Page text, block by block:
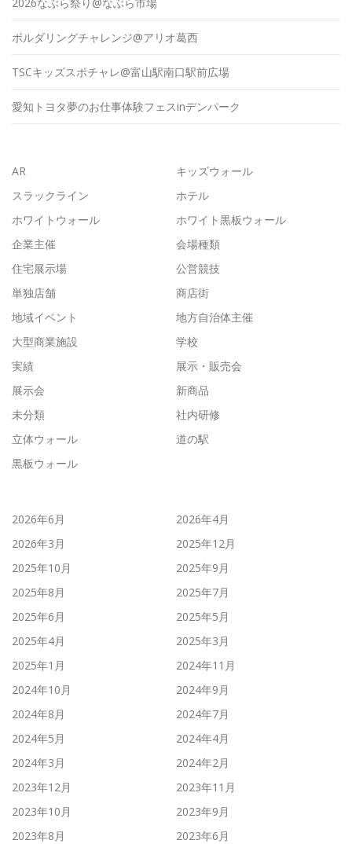
ボルダリングチャレンジ@アリオ葛西
TSCキッズスポチャレ@富山駅南口駅前広場
愛知トヨタ夢のお仕事体験フェスinデンパーク
AR
キッズウォール
スラックライン
ホテル
ホワイトウォール
ホワイト黒板ウォール
企業主催
会場種類
住宅展示場
公営競技
単独店舗
商店街
地域イベント
地方自治体主催
大型商業施設
学校
実績
展示・販売会
展示会
新商品
未分類
社内研修
立体ウォール
道の駅
黒板ウォール
2026年6月
2026年4月
2026年3月
2025年12月
2025年10月
2025年9月
2025年8月
2025年7月
2025年6月
2025年5月
2025年4月
2025年3月
2025年1月
2024年11月
2024年10月
2024年9月
2024年8月
2024年7月
2024年5月
2024年4月
2024年3月
2024年2月
2023年12月
2023年11月
2023年10月
2023年9月
2023年8月
2023年6月